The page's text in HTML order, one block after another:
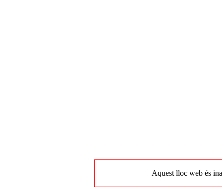
Aquest lloc web és